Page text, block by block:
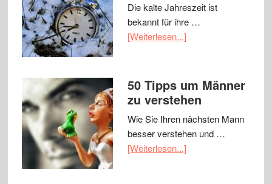
Die kalte Jahreszeit ist
bekannt für ihre …
[Weiterlesen...]
50 Tipps um Männer
zu verstehen
Wie Sie Ihren nächsten Mann
besser verstehen und …
[Weiterlesen...]